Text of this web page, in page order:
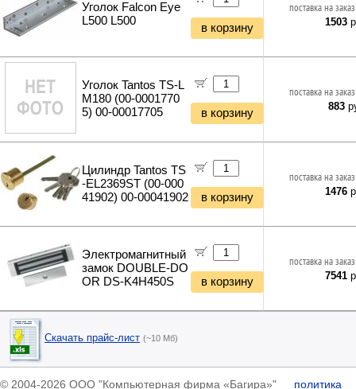
Уголок Falcon Eye
L500 L500
в корзину
поставка на
1503
Уголок Tantos TS-L
M180 (00-0001770
5) 00-00017705
в корзину
поставка на
883
Цилиндр Tantos TS
-EL2369ST (00-000
41902) 00-00041902
в корзину
поставка на
1476
Электромагнитный
замок DOUBLE-DO
OR DS-K4H450S
в корзину
поставка на
7541
Скачать прайс-лист (~10 Мб)
© 2004-2026 ООО "Компьютерная фирма «Багира»" политика